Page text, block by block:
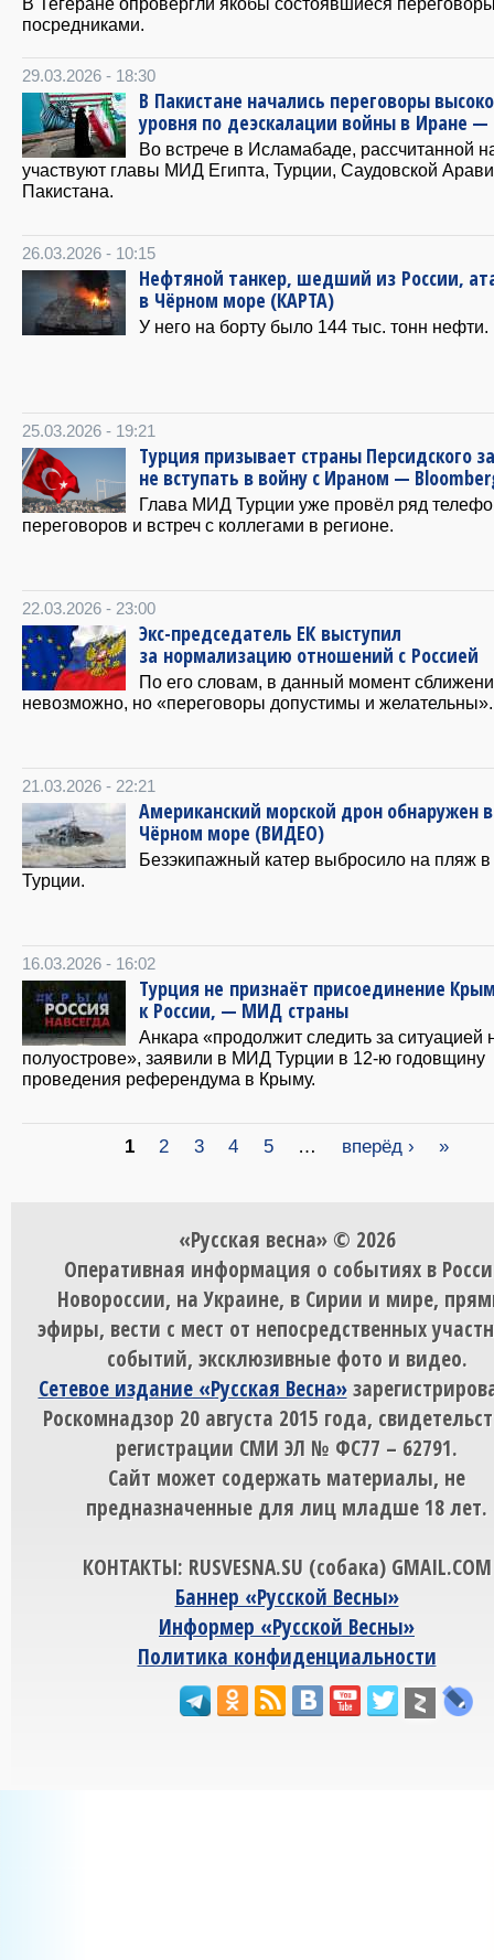
посредниками.
29.03.2026 - 18:30
В Пакистане начались переговоры
уровня по деэскалации войны в Иране —
Во встрече в Исламабаде, рассчитанной
участвуют главы МИД Египта, Турции, Саудовской
Пакистана.
26.03.2026 - 10:15
Нефтяной танкер, шедший из России,
в Чёрном море (КАРТА)
У него на борту было 144 тыс. тонн нефти.
25.03.2026 - 19:21
Турция призывает страны Персидского
не вступать в войну с Ираном —
Глава МИД Турции уже провёл ряд
переговоров и встреч с коллегами в регионе.
22.03.2026 - 23:00
Экс-председатель ЕК выступил
за нормализацию отношений с Россией
По его словам, в данный момент
невозможно, но «переговоры допустимы и желательны».
21.03.2026 - 22:21
Американский морской дрон обнаружен в
Чёрном море (ВИДЕО)
Безэкипажный катер выбросило на пляж в
Турции.
16.03.2026 - 16:02
Турция не признаёт присоединение
к России, — МИД страны
Анкара «продолжит следить за ситуацией
полуострове», заявили в МИД Турции в 12-ю годовщину
проведения референдума в Крыму.
1 2 3 4 5 … вперёд › »
«Русская весна» © 2026
Оперативная информация о событиях в
Новороссии, на Украине, в Сирии и мире,
эфиры, вести с мест от непосредственных
событий, эксклюзивные фото и видео.
Сетевое издание «Русская Весна»
Роскомнадзор 20 августа 2015 года,
регистрации СМИ ЭЛ № ФС77 – 62791.
Сайт может содержать материалы, не
предназначенные для лиц младше 18 лет.
КОНТАКТЫ: RUSVESNA.SU (собака) GMAIL.COM
Баннер «Русской Весны»
Информер «Русской Весны»
Политика конфиденциальности